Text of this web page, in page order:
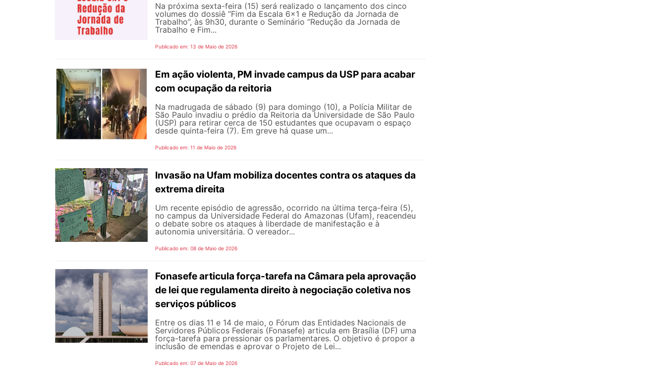
Na próxima sexta-feira (15) será realizado o lançamento dos cinco
volumes do dossiê “Fim da Escala 6×1 e Redução da Jornada de
Trabalho”, às 9h30, durante o Seminário “Redução da Jornada de
Trabalho e Fim...
Publicado em: 13 de Maio de 2026
Em ação violenta, PM invade campus da USP para acabar
com ocupação da reitoria
Na madrugada de sábado (9) para domingo (10), a Polícia Militar de
São Paulo invadiu o prédio da Reitoria da Universidade de São Paulo
(USP) para retirar cerca de 150 estudantes que ocupavam o espaço
desde quinta-feira (7). Em greve há quase um...
Publicado em: 11 de Maio de 2026
Invasão na Ufam mobiliza docentes contra os ataques da
extrema direita
Um recente episódio de agressão, ocorrido na última terça-feira (5),
no campus da Universidade Federal do Amazonas (Ufam), reacendeu
o debate sobre os ataques à liberdade de manifestação e à
autonomia universitária. O vereador...
Publicado em: 08 de Maio de 2026
Fonasefe articula força-tarefa na Câmara pela aprovação
de lei que regulamenta direito à negociação coletiva nos
serviços públicos
Entre os dias 11 e 14 de maio, o Fórum das Entidades Nacionais de
Servidores Públicos Federais (Fonasefe) articula em Brasília (DF) uma
força-tarefa para pressionar os parlamentares. O objetivo é propor a
inclusão de emendas e aprovar o Projeto de Lei...
Publicado em: 07 de Maio de 2026